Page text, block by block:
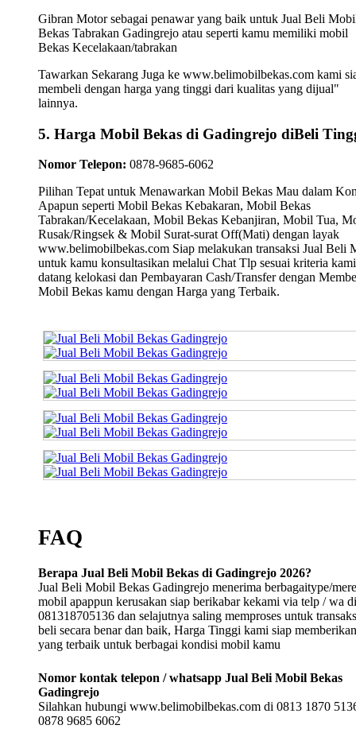
Gibran Motor sebagai penawar yang baik untuk Jual Beli
Bekas Tabrakan Gadingrejo atau seperti kamu memiliki mobil
Bekas Kecelakaan/tabrakan
Tawarkan Sekarang Juga ke www.belimobilbekas.com kami
membeli dengan harga yang tinggi dari kualitas yang dijual"
lainnya.
5. Harga Mobil Bekas di Gadingrejo diBeli
Nomor Telepon: 0878-9685-6062
Pilihan Tepat untuk Menawarkan Mobil Bekas Mau dalam
Apapun seperti Mobil Bekas Kebakaran, Mobil Bekas
Tabrakan/Kecelakaan, Mobil Bekas Kebanjiran, Mobil Tua,
Rusak/Ringsek & Mobil Surat-surat Off(Mati) dengan layak
www.belimobilbekas.com Siap melakukan transaksi Jual Beli
untuk kamu konsultasikan melalui Chat Tlp sesuai kriteria
datang kelokasi dan Pembayaran Cash/Transfer dengan
Mobil Bekas kamu dengan Harga yang Terbaik.
FAQ
Berapa Jual Beli Mobil Bekas di Gadingrejo 2026?
Jual Beli Mobil Bekas Gadingrejo menerima berbagaitype/
mobil apappun kerusakan siap berikabar kekami via telp / wa di
081318705136 dan selajutnya saling memproses untuk
beli secara benar dan baik, Harga Tinggi kami siap memberikan
yang terbaik untuk berbagai kondisi mobil kamu
Nomor kontak telepon / whatsapp Jual Beli Mobil Bekas
Gadingrejo
Silahkan hubungi www.belimobilbekas.com di 0813 1870
0878 9685 6062